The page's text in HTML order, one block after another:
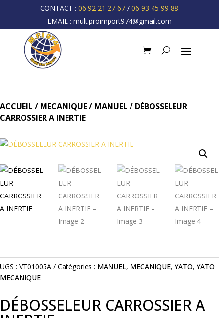
CONTACT :06 92 21 27 67 /06 93 45 99 88
EMAIL : multiproimport974@gmail.com
ACCUEIL / MECANIQUE/ MANUEL / DÉBOSSELEUR
CARROSSIER A INERTIE
UGS : VT01005A Catégories : MANUEL, MECANIQUE, YATO, YATO
MECANIQUE
DÉBOSSELEUR CARROSSIER A